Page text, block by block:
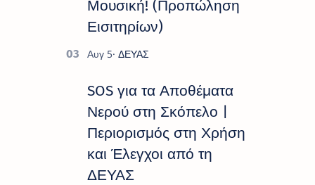
Μουσική! (Προπώληση
Εισιτηρίων)
SOS για τα Αποθέματα
Νερού στη Σκόπελο |
Περιορισμός στη Χρήση
και Έλεγχοι από τη
ΔΕΥΑΣ